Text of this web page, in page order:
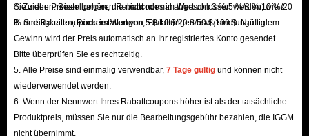
MIGO Live diamond top-ups.
24/7 Customer Support, Five-Star Service
If you encounter any problems while recharging your MIGO Live Coins on
IGGM, you can contact our 24/7 online customer service at any time. We
dissatisfied with our service, please feel free to contact us and let us know
Sie ziehen. Bestellungen, die nicht normal abgeschlossen werden, wie z.
B. Streitigkeiten, Rückerstattungen, Erstattungen usw., sind ungültig.
4. Zu den Preisen gehören Rabattcodes im Wert von 3 %/5 %/8 %/10 %/20
% und Rabattcoupons im Wert von 5 $/10 $/20 $/50 $/100 $. Nach dem
Gewinn wird der Preis automatisch an Ihr registriertes Konto gesendet.
Bitte überprüfen Sie es rechtzeitig.
5. Alle Preise sind einmalig verwendbar, 7 Tage gültig und können nicht
wiederverwendet werden.
6. Wenn der Nennwert Ihres Rabattcoupons höher ist als der tatsächliche
Produktpreis, müssen Sie nur die Bearbeitungsgebühr bezahlen, die IGGM
nicht übernimmt.